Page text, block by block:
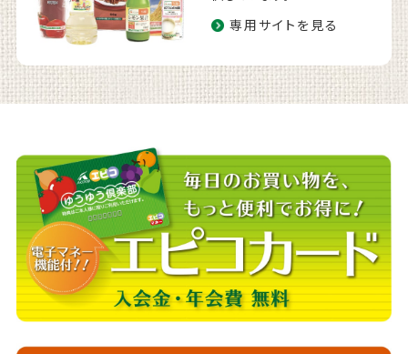
専用サイトを見る